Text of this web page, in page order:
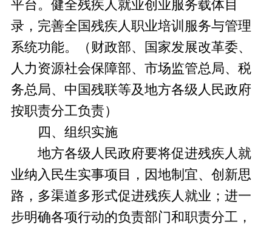
平台。健全残疾人就业创业服务载体目
录，完善全国残疾人职业培训服务与管理
系统功能。（财政部、国家发展改革委、
人力资源社会保障部、市场监管总局、税
务总局、中国残联等及地方各级人民政府
按职责分工负责）
四、组织实施
地方各级人民政府要将促进残疾人就
业纳入民生实事项目，因地制宜、创新思
路，多渠道多形式促进残疾人就业；进一
步明确各项行动的负责部门和职责分工，